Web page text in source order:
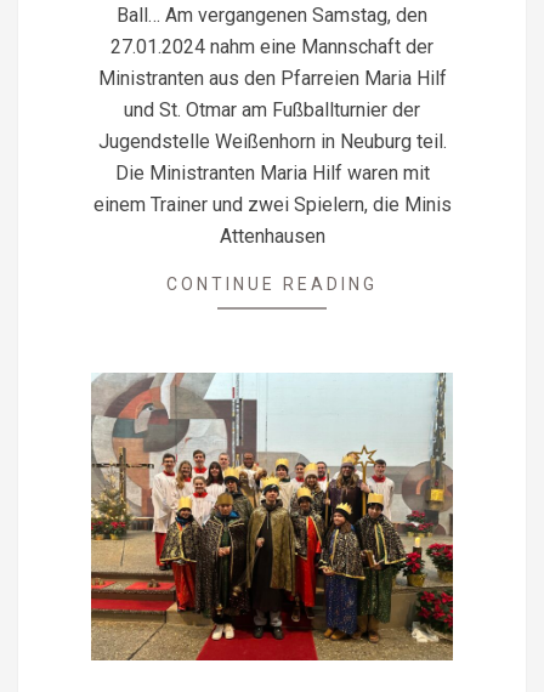
Ball… Am vergangenen Samstag, den
27.01.2024 nahm eine Mannschaft der
Ministranten aus den Pfarreien Maria Hilf
und St. Otmar am Fußballturnier der
Jugendstelle Weißenhorn in Neuburg teil.
Die Ministranten Maria Hilf waren mit
einem Trainer und zwei Spielern, die Minis
Attenhausen
CONTINUE READING